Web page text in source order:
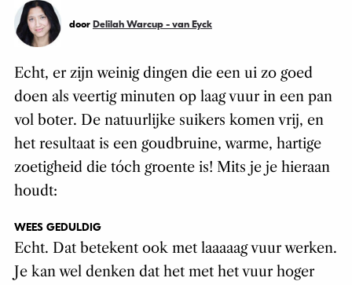
door Delilah Warcup - van Eyck
Echt, er zijn weinig dingen die een ui zo goed
doen als veertig minuten op laag vuur in een pan
vol boter. De natuurlijke suikers komen vrij, en
het resultaat is een goudbruine, warme, hartige
zoetigheid die tóch groente is! Mits je je hieraan
houdt:
WEES GEDULDIG
Echt. Dat betekent ook met laaaaag vuur werken.
Je kan wel denken dat het met het vuur hoger